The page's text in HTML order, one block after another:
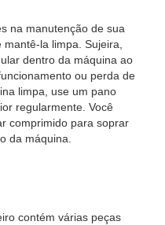
na manutenção de sua
la limpa. Sujeira,
dentro da máquina ao
ou perda de
limpa, use um pano
regularmente. Você
comprimido para soprar
da máquina.
contém várias peças